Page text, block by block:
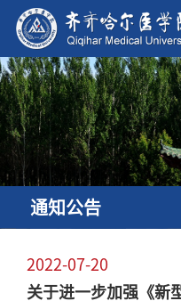
通知公告
2022-07-20
关于进一步加强《新